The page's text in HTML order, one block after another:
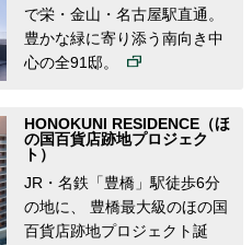
で栄・金山・名古屋駅直通。
豊かな緑に寄り添う南向き中
心の全91邸。
HONOKUNI RESIDENCE（ほ
の国百貨店跡地プロジェク
ト）
JR・名鉄「豊橋」駅徒歩6分
の地に、 豊橋最大級のほの国
百貨店跡地プロジェクト誕